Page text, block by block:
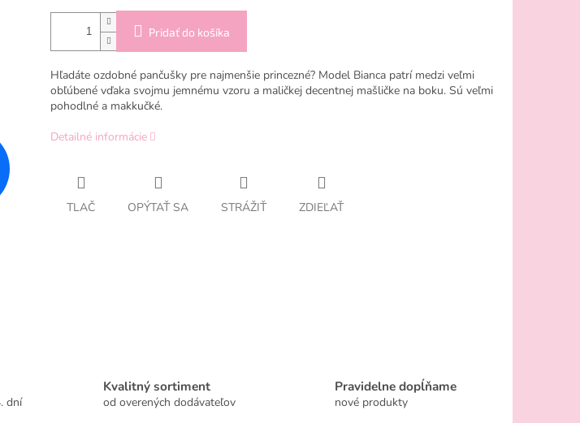
Pridať do košíka
Hľadáte ozdobné pančušky pre najmenšie princezné? Model Bianca patrí medzi veľmi
obľúbené vďaka svojmu jemnému vzoru a maličkej decentnej mašličke na boku. Sú veľmi
pohodlné a makkučké.
Detailné informácie
TLAČ OPÝTAŤ SA STRÁŽIŤ ZDIEĽAŤ
dní
Kvalitný sortiment
od overených dodávateľov
Pravidelne dopĺňame
nové produkty